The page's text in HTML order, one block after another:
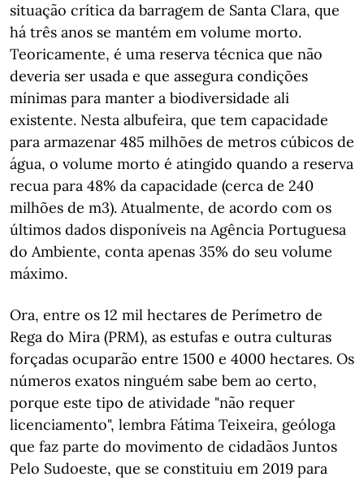
situação crítica da barragem de Santa Clara, que
há três anos se mantém em volume morto.
Teoricamente, é uma reserva técnica que não
deveria ser usada e que assegura condições
mínimas para manter a biodiversidade ali
existente. Nesta albufeira, que tem capacidade
para armazenar 485 milhões de metros cúbicos de
água, o volume morto é atingido quando a reserva
recua para 48% da capacidade (cerca de 240
milhões de m3). Atualmente, de acordo com os
últimos dados disponíveis na Agência Portuguesa
do Ambiente, conta apenas 35% do seu volume
máximo.
Ora, entre os 12 mil hectares de Perímetro de
Rega do Mira (PRM), as estufas e outra culturas
forçadas ocuparão entre 1500 e 4000 hectares. Os
números exatos ninguém sabe bem ao certo,
porque este tipo de atividade "não requer
licenciamento", lembra Fátima Teixeira, geóloga
que faz parte do movimento de cidadãos Juntos
Pelo Sudoeste, que se constituiu em 2019 para